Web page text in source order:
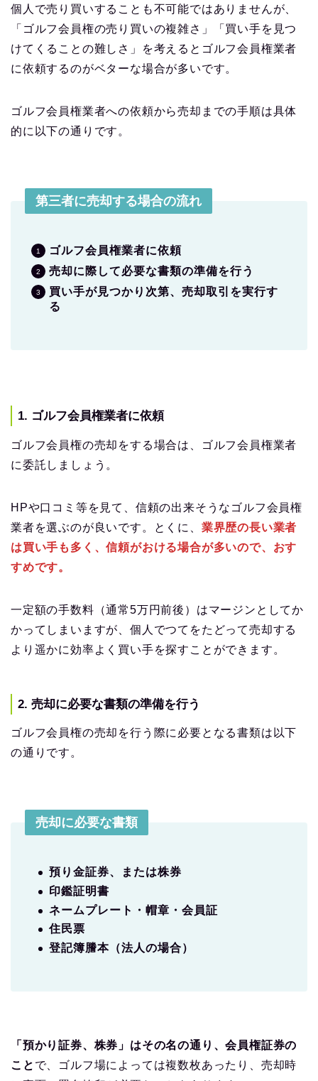
個人で売り買いすることも不可能ではありませんが、
「ゴルフ会員権の売り買いの複雑さ」「買い手を見つ
けてくることの難しさ」を考えるとゴルフ会員権業者
に依頼するのがベターな場合が多いです。
ゴルフ会員権業者への依頼から売却までの手順は具体
的に以下の通りです。
第三者に売却する場合の流れ
ゴルフ会員権業者に依頼
売却に際して必要な書類の準備を行う
買い手が見つかり次第、売却取引を実行す
る
1. ゴルフ会員権業者に依頼
ゴルフ会員権の売却をする場合は、ゴルフ会員権業者
に委託しましょう。
HPや口コミ等を見て、信頼の出来そうなゴルフ会員権
業者を選ぶのが良いです。とくに、 業界歴の長い業者
は買い手も多く、信頼がおける場合が多いので、おす
すめです。
一定額の手数料（通常5万円前後）はマージンとしてか
かってしまいますが、個人でつてをたどって売却する
より遥かに効率よく買い手を探すことができます。
2. 売却に必要な書類の準備を行う
ゴルフ会員権の売却を行う際に必要となる書類は以下
の通りです。
売却に必要な書類
預り金証券、または株券
印鑑証明書
ネームプレート・帽章・会員証
住民票
登記簿謄本（法人の場合）
「預かり証券、株券」はその名の通り、会員権証券の
こと で、ゴルフ場によっては複数枚あったり、売却時